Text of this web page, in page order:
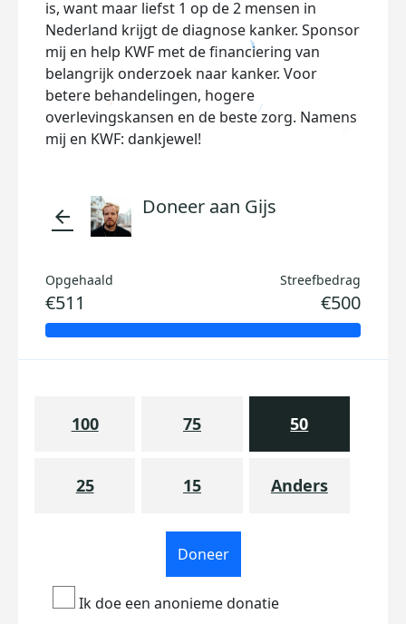
is, want maar liefst 1 op de 2 mensen in
Nederland krijgt de diagnose kanker. Sponsor
mij en help KWF met de financiering van
belangrijk onderzoek naar kanker. Voor
betere behandelingen, hogere
overlevingskansen en de beste zorg. Namens
mij en KWF: dankjewel!
arrow_back Doneer aan Gijs
Opgehaald
€511
Streefbedrag
€500
100 75 50
25 15 Anders
Doneer
Ik doe een anonieme donatie